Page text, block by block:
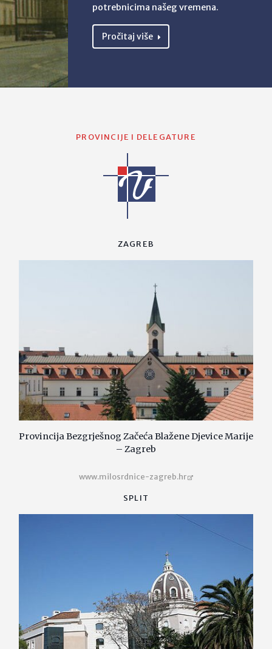
potrebnicima našeg vremena.
Pročitaj više
PROVINCIJE I DELEGATURE
ZAGREB
Provincija Bezgrješnog Začeća Blažene Djevice Marije
– Zagreb
www.milosrdnice-zagreb.hr
SPLIT